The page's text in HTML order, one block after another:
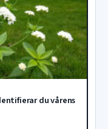
du vårens